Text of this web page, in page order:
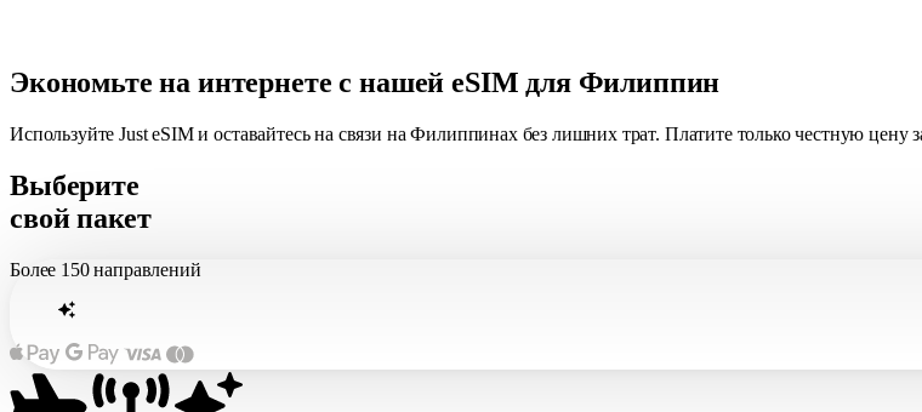
Экономьте на интернете с нашей eSIM для Филиппин
Используйте Just eSIM и оставайтесь на связи на Филиппинах без лишних трат. Платите только честную
Выберите
свой пакет
Более 150 направлений